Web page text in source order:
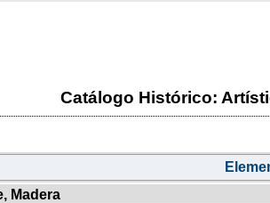
Catálogo Histórico:
Madera